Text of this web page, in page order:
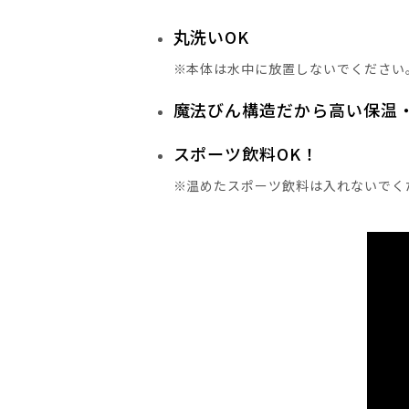
丸洗いOK
※本体は水中に放置しないでください。
魔法びん構造だから高い保温
スポーツ飲料OK！
※温めたスポーツ飲料は入れないでく